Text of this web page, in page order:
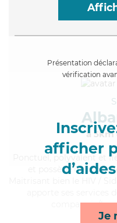
Présentation
vérification
afficher
Je
à 5km
, polyvalent et
et possède un
compagnie/